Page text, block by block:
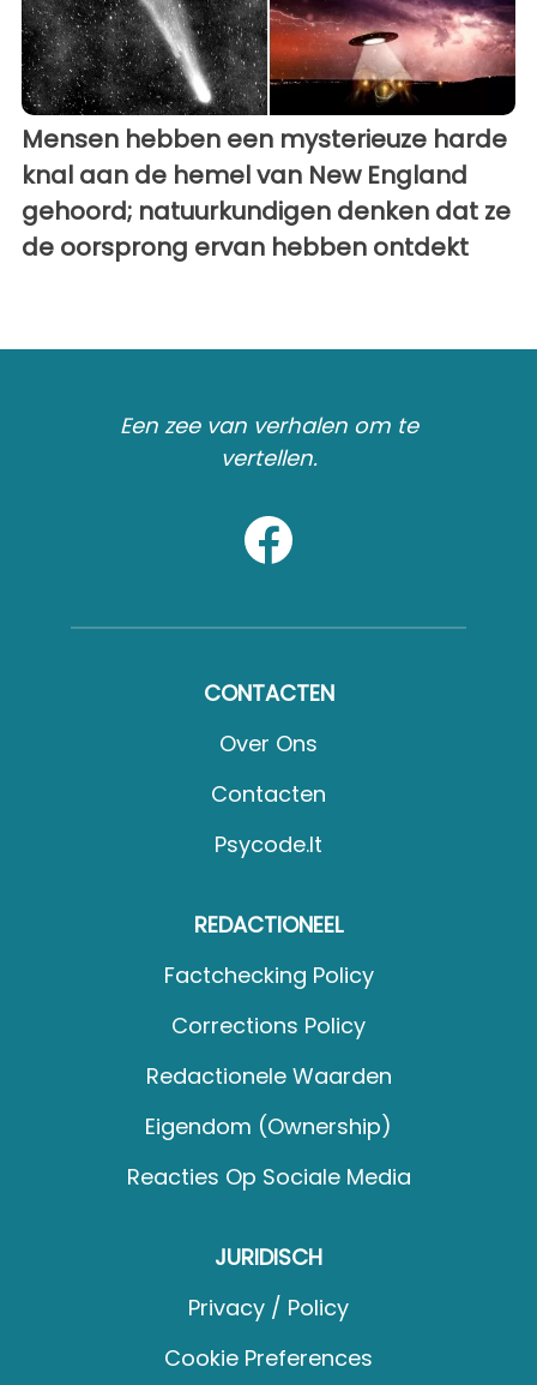
Mensen hebben een mysterieuze harde
knal aan de hemel van New England
gehoord; natuurkundigen denken dat ze
de oorsprong ervan hebben ontdekt
Een zee van verhalen om te
vertellen.
CONTACTEN
Over Ons
Contacten
Psycode.it
REDACTIONEEL
Factchecking Policy
Corrections Policy
Redactionele Waarden
Eigendom (Ownership)
Reacties Op Sociale Media
JURIDISCH
Privacy / Policy
Cookie Preferences